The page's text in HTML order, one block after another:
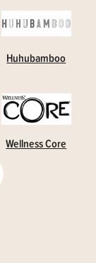
Huhubamboo
Wellness Core